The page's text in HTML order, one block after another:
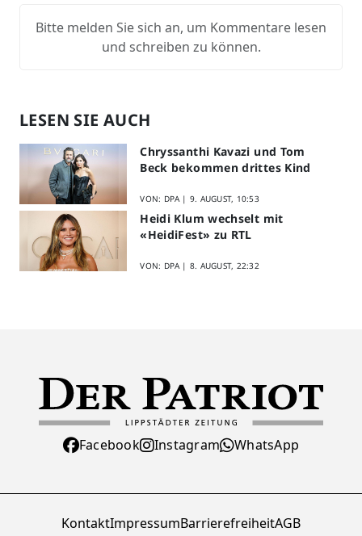
Bitte melden Sie sich an, um Kommentare lesen
und schreiben zu können.
LESEN SIE AUCH
Chryssanthi Kavazi und Tom
Beck bekommen drittes Kind
VON: DPA | 9. AUGUST, 10:53
Heidi Klum wechselt mit
«HeidiFest» zu RTL
VON: DPA | 8. AUGUST, 22:32
Facebook Instagram WhatsApp
KontaktImpressumBarrierefreiheitAGB